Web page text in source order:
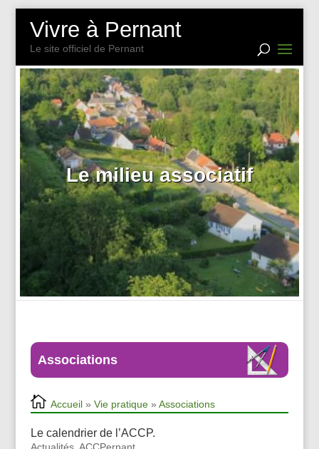
Vivre à Pernant
Le site officiel de Pernant
Le milieu associatif
Associations
Accueil» Vie pratique» Associations
Le calendrier de l’ACCP.